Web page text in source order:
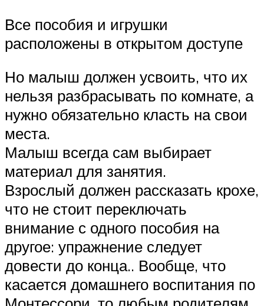
Все пособия и игрушки
расположены в открытом доступе
Но малыш должен усвоить, что их
нельзя разбрасывать по комнате, а
нужно обязательно класть на свои
места.
Малыш всегда сам выбирает
материал для занятия.
Взрослый должен рассказать крохе,
что не стоит переключать
внимание с одного пособия на
другое: упражнение следует
довести до конца.. Вообще, что
касается домашнего воспитания по